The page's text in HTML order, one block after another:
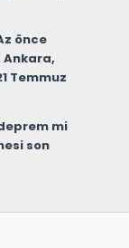
önce
Temmuz
deprem mi
son